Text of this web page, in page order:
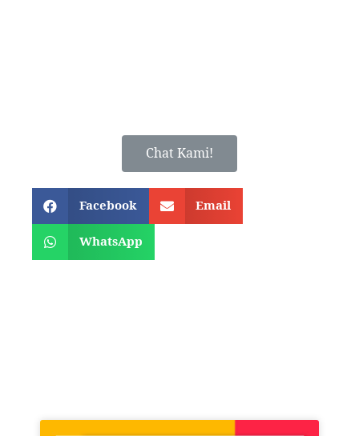
Chat Kami!
Facebook Email
WhatsApp